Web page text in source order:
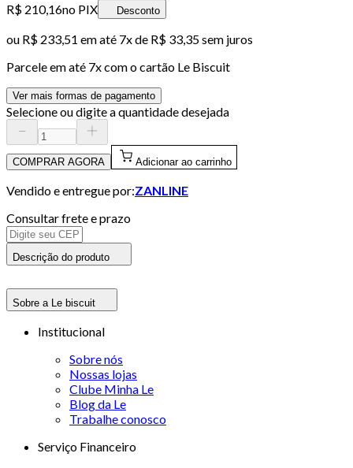
R$ 210,16no PIX Desconto
ou R$ 233,51 em até 7x de R$ 33,35 sem juros
Parcele em até 7x com o cartão Le Biscuit
Ver mais formas de pagamento
Selecione ou digite a quantidade desejada
COMPRAR AGORA Adicionar ao carrinho
Vendido e entregue por:ZANLINE
Consultar frete e prazo
Descrição do produto
Sobre a Le biscuit
Institucional
Sobre nós
Nossas lojas
Clube Minha Le
Blog da Le
Trabalhe conosco
Serviço Financeiro